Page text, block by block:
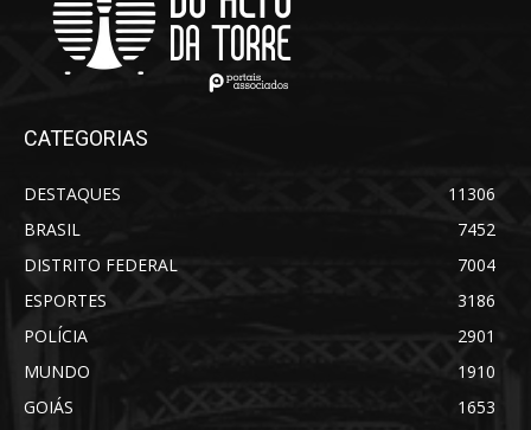
CATEGORIAS
DESTAQUES
11306
BRASIL
7452
DISTRITO FEDERAL
7004
ESPORTES
3186
POLÍCIA
2901
MUNDO
1910
GOIÁS
1653